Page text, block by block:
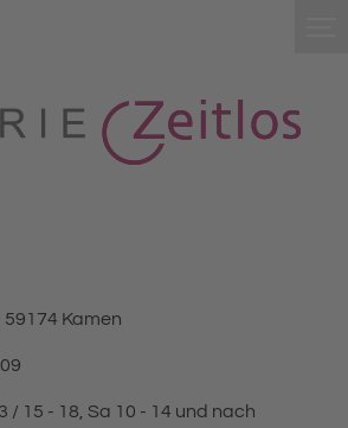
59174 Kamen
/ 15 - 18, Sa 10 - 14 und nach